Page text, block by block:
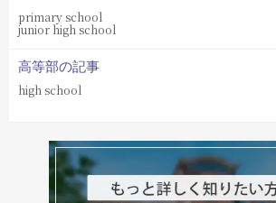
primary school
junior high school
高等部の記事
high school